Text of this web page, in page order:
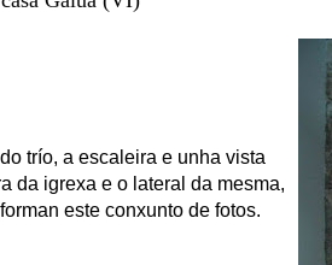
trío, a escaleira e unha vista
da igrexa e o lateral da mesma,
este conxunto de fotos.